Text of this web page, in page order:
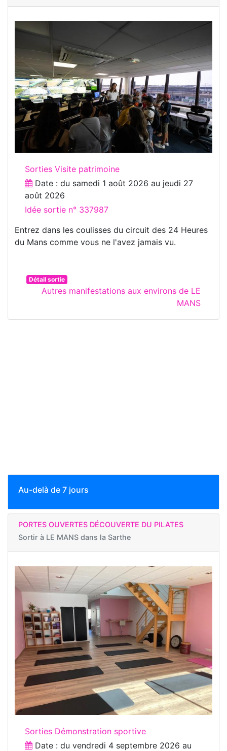
Sorties Visite patrimoine
Date : du samedi 1 août 2026 au jeudi 27
août 2026
Idée sortie n° 337987
Entrez dans les coulisses du circuit des 24 Heures
du Mans comme vous ne l'avez jamais vu.
Détail sortie
Autres manifestations aux environs de LE
MANS
Au-delà de 7 jours
PORTES OUVERTES DÉCOUVERTE DU PILATES
Sortir à LE MANS dans la Sarthe
Sorties Démonstration sportive
Date : du vendredi 4 septembre 2026 au